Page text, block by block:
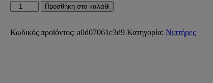
TP730
ΝΙΠΤΗΡΑΣ
50x30cmTP730
Προσθήκη στο καλάθι
Κωδικός προϊόντος: a0d07061c3d9 Κατηγορία: Νιπτήρες